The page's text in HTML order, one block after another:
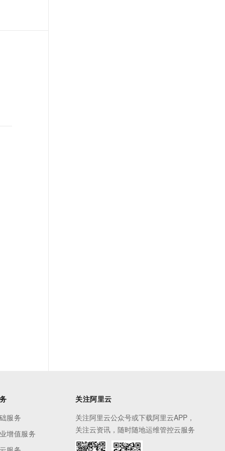
服务
增值服务
关注阿里云
关注阿里云公众号或下载阿里云APP，
关注云资讯，随时随地运维管控云服务